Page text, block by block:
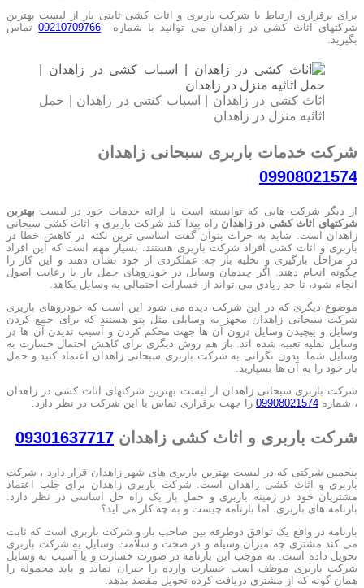
برای برقراری ارتباط با شرکت باربری و اثاث کشی ثابتی بار از لیست بهترین
شرکتهای اثاث کشی در زاهدان می توانید با شماره 09210709766 تماس
بگیرید.
اثاث کشی در زاهدان | اسباب کشی در زاهدان | حمل
اثاثیه منزل در زاهدان
شرکت خدمات باربری سبحانی زاهدان
09908021574
از دیگر شرکت هایی که توانسته است با ارائه خدمات خود در لیست بهترین
شرکتهای اثاث کشی در زاهدان راه پیدا کند شرکت باربری و اثاث کشی سبحانی
زاهدان است. شاید به جرات بتوان گفت اساسی ترین نکته در کاهش خطا در
باربری و اثاث کشی افراد شرکت باربری هستند. بسیار مهم است که این افراد
در مراحل بارگیری و تخلیه بار چه عملکردی از خود نشان دهند و این کار را
چگونه انجام دهند. اگر چیدمان وسایل در خودروهای حمل بار با رعایت اصول
انجام شود، تا حد زیادی می تواند از خسارات احتمالی به وسایل بکاهد.
موضوع دیگری که در این شرکت دیده می شود این است که خودروهای باربری
شرکت سبحانی زاهدان مجهز به وسایلی مثل پتو هستند که برای جمع کردن
وسایل و پیچیدن وسایل درون آن ها جهت محکم کردن و آسیب ندیدن آن ها در
وسایل نقلیه تعبیه شده اند. باز هم روش دیگری برای کاهش احتمال خسارت به
وسایل شما. بدون نگرانی به شرکت باربری سبحانی زاهدان اعتماد کنید و حمل
بار خود را به آن ها بسپارید.
شرکت باربری سبحانی زاهدان از لیست بهترین شرکتهای اثاث کشی در زاهدان
، شماره 09908021574 را جهت برقراری تماس با این شرکت در نظر دارد.
شرکت باربری و اثاث کشی زاهدان 09301637717
پنجمین شرکتی که در لیست بهترین باربری های شهر زاهدان قرار دارد ، شرکت
باربری و اثاث کشی زاهدان است. شرکت باربری زاهدان برای جلب اعتماد
مشتریان خود در زمینه باربری و حمل بار یک راه حل اساسی در نظر دارد.
بارنامه های باربری. اما بارنامه چیست و به چه کار می آید؟
بارنامه در واقع یک توافق دوطرفه بین صاحب بار و شرکت باربری است که ثابت
می کند مشتری چه میزان وسیله و در صحت و سلامت وسایل به شرکت باربری
تحویل داده است. به موجب این بارنامه در صورت خسارت و یا آسیب به وسایل
شرکت باربری موظف است خسارت وارده را جبران نماید و باید محموله را
همان گونه که از مشتری دریافت کرده تحویل مقصد بدهد.